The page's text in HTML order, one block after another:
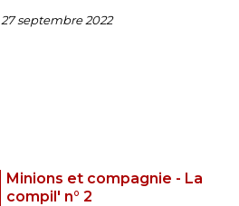
27 septembre 2022
Minions et compagnie - La
compil' n° 2